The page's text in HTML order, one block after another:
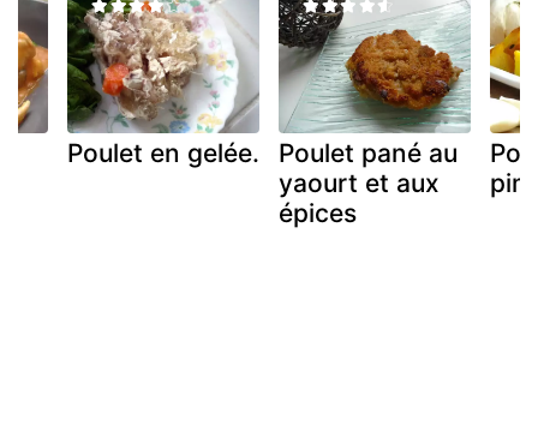
Poulet en gelée.
Poulet pané au
yaourt et aux
épices